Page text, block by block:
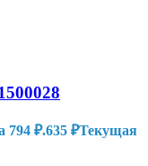
794 ₽.635 ₽Текущая